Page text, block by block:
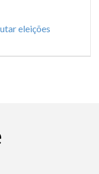
eleições